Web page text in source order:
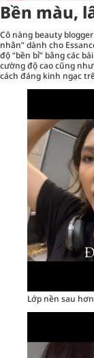
Bền màu,
Cô nàng beauty
nhằn” dành cho
độ “bền bỉ” bằng các
cường độ cao cũng
cách đáng kinh ngạc
Lớp nền sau